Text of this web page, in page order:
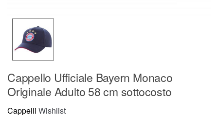
Cappello Ufficiale Bayern Monaco
Originale Adulto 58 cm sottocosto
Cappelli Wishlist